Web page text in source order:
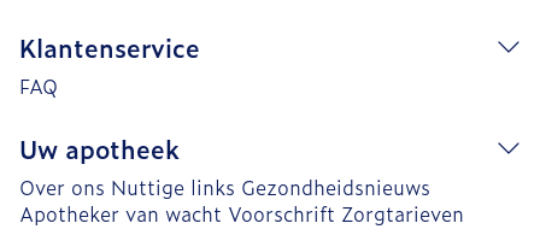
Klantenservice
FAQ
Uw apotheek
Over ons Nuttige links Gezondheidsnieuws
Apotheker van wacht Voorschrift Zorgtarieven